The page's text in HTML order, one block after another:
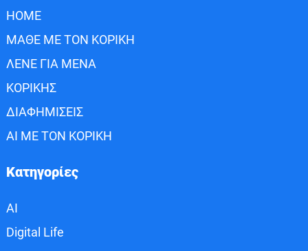
HOME
ΜΑΘΕ ΜΕ ΤΟΝ ΚΟΡΙΚΗ
ΛΕΝΕ ΓΙΑ ΜΕΝΑ
ΚΟΡΙΚΗΣ
ΔΙΑΦΗΜΙΣΕΙΣ
AI ΜΕ ΤΟΝ ΚΟΡΙΚΗ
Κατηγορίες
AI
Digital Life